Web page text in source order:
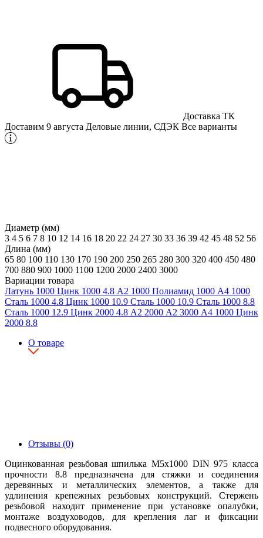
Доставка ТК
Доставим 9 августа Деловые линии, СДЭК Все варианты
Диаметр (мм)
3 4 5 6 7 8 10 12 14 16 18 20 22 24 27 30 33 36 39 42 45 48 52 56
Длина (мм)
65 80 100 110 130 170 190 200 250 265 280 300 320 400 450 480
700 880 900 1000 1100 1200 2000 2400 3000
Вариации товара
Латунь 1000 Цинк 1000 4.8 А2 1000 Полиамид 1000 А4 1000
Сталь 1000 4.8 Цинк 1000 10.9 Сталь 1000 10.9 Сталь 1000 8.8
Сталь 1000 12.9 Цинк 2000 4.8 А2 2000 А2 3000 А4 1000 Цинк
2000 8.8
О товаре
Отзывы (0)
Оцинкованная резьбовая шпилька М5х1000 DIN 975 класса
прочности 8.8 предназначена для стяжки и соединения
деревянных и металлических элементов, а также для
удлинения крепежных резьбовых конструкций. Стержень
резьбовой находит применение при установке опалубки,
монтаже воздуховодов, для крепления лаг и фиксации
подвесного оборудования.